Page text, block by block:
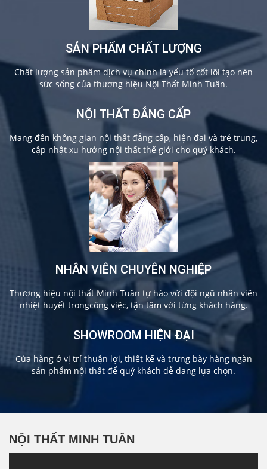
SẢN PHẨM CHẤT LƯỢNG
Chất lượng sản phẩm dịch vụ chính là yếu tố cốt lõi tạo nên
sức sống của thương hiệu Nội Thất Minh Tuân.
NỘI THẤT ĐẲNG CẤP
Mang đến không gian nội thất đẳng cấp, hiện đại và trẻ trung,
cập nhật xu hướng nội thất thế giới cho quý khách.
NHÂN VIÊN CHUYÊN NGHIỆP
Thương hiệu nội thất Minh Tuân tự hào với đội ngũ nhân viên
nhiệt huyết trongcông việc, tận tâm với từng khách hàng.
SHOWROOM HIỆN ĐẠI
Cửa hàng ở vị trí thuận lợi, thiết kế và trưng bày hàng ngàn
sản phẩm nội thất để quý khách dễ dang lựa chọn.
NỘI THẤT MINH TUÂN